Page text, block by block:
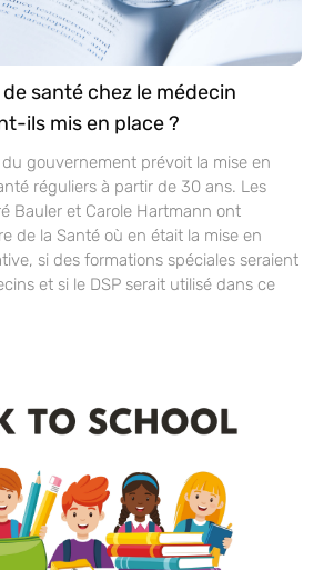
santé chez le médecin
ils mis en place ?
du gouvernement prévoit la mise en
réguliers à partir de 30 ans. Les
Bauler et Carole Hartmann ont
de la Santé où en était la mise en
si des formations spéciales seraient
et si le DSP serait utilisé dans ce